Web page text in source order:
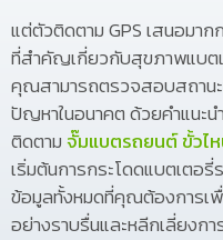
แต่ตัวติดตาม GPS เสนอมา
ที่สำคัญเกี่ยวกับสุขภาพแบต
คุณสามารถตรวจสอบสถาน
ปัญหาในอนาคต ด้วยคำแนะ
ติดตามจั๊มแบตรถยนต์ ขั้วไ
เริ่มต้นการกระโดดแบตเตอ
ข้อมูลทั้งหมดที่คุณต้องการเ
อย่างราบรื่นและหลีกเลี่ยงก